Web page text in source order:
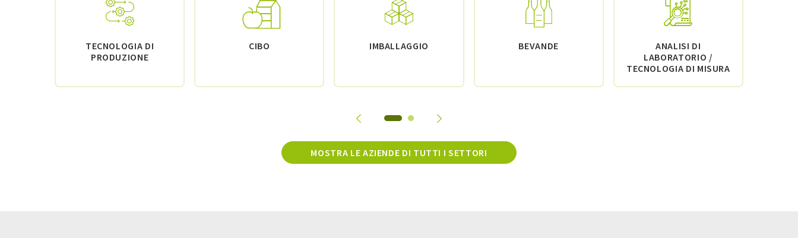
TECNOLOGIA DI
PRODUZIONE
CIBO IMBALLAGGIO BEVANDE
ANALISI DI
LABORATORIO /
TECNOLOGIA DI MISURA
MOSTRA LE AZIENDE DI TUTTI I SETTORI